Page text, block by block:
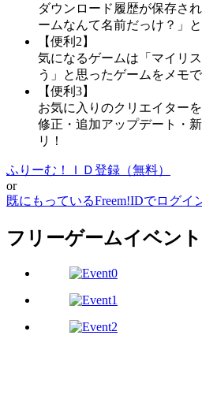
ダウンロード履歴が保存さ
ームなんて名前だっけ？」
【便利2】
気になるゲームは「マイリ
う」と思ったゲームをメモ
【便利3】
お気に入りのクリエイター
修正・追加アップデート・
リ！
ふりーむ！ＩＤ登録（無料）
or
既にもっているFreem!IDでログイ
フリーゲームイベント